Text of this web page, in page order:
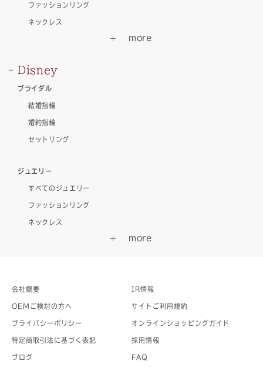
ファッションリング
ネックレス
Disney
ブライダル
結婚指輪
婚約指輪
セットリング
ジュエリー
すべてのジュエリー
ファッションリング
ネックレス
会社概要 IR情報
OEMご検討の方へ サイトご利用規約
プライバシーポリシー オンラインショッピングガイド
特定商取引法に基づく表記 採用情報
ブログ FAQ